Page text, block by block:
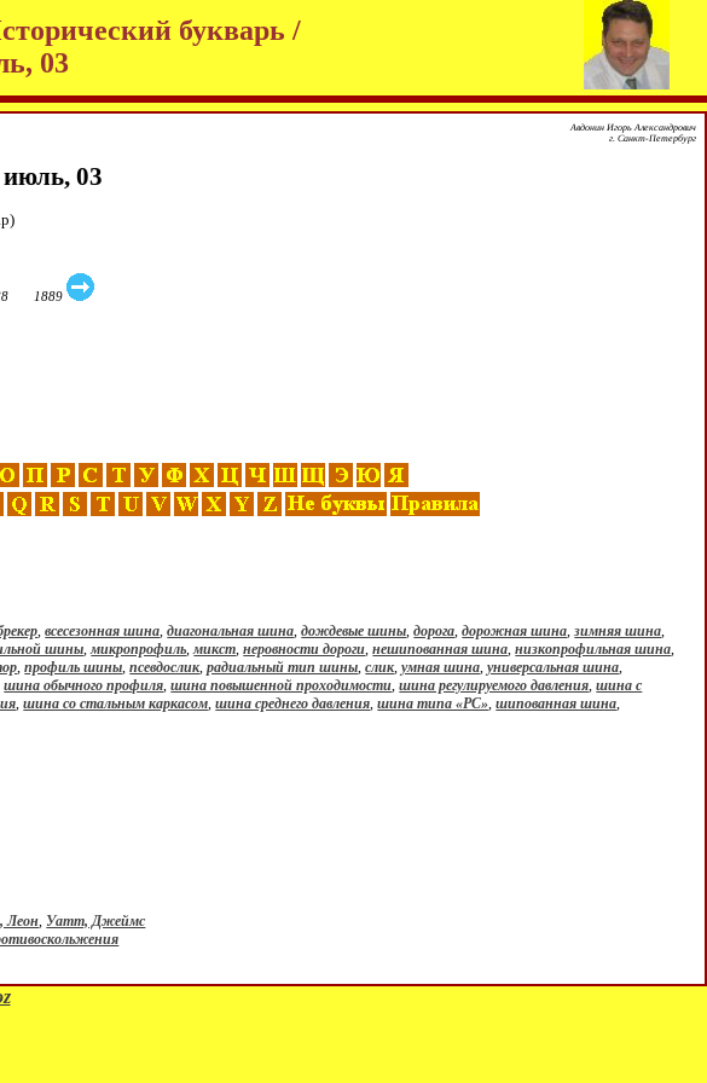
букварь /
03
Авдонин Игорь Александрович
г. Санкт-Петербург
июль, 03
1889
,всесезонная шина,диагональная шина,дождевые шины,дорога,дорожная шина,зимняя шина,
шины,микропрофиль,микст,неровности дороги,нешипованная шина,низкопрофильная шина,
,профиль шины,псевдослик,радиальный тип шины,слик,умная шина,универсальная шина,
шина обычного профиля,шина повышенной проходимости,шина регулируемого давления,шина с
,шина со стальным каркасом,шина среднего давления,шина типа «РС»,шипованная шина,
Леон, Уатт, Джеймс